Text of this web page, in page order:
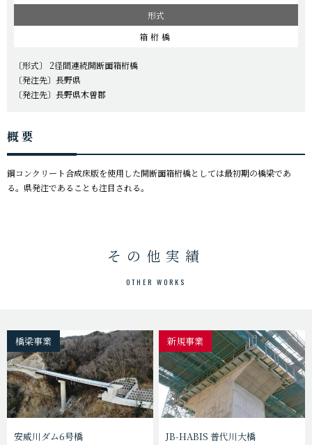
形式
箱桁橋
〔形式〕 2径間連続開断面箱桁橋
〔発注先〕長野県
〔発注先〕長野県木曽郡
概要
鋼コンクリート合成床版を使用した開断面箱桁橋としては最初期の橋梁であ
る。県発注であることも注目される。
その他実績
OTHER WORKS
橋梁事業
安威川ダム6号橋
新規事業
JB-HABIS 普代川大橋